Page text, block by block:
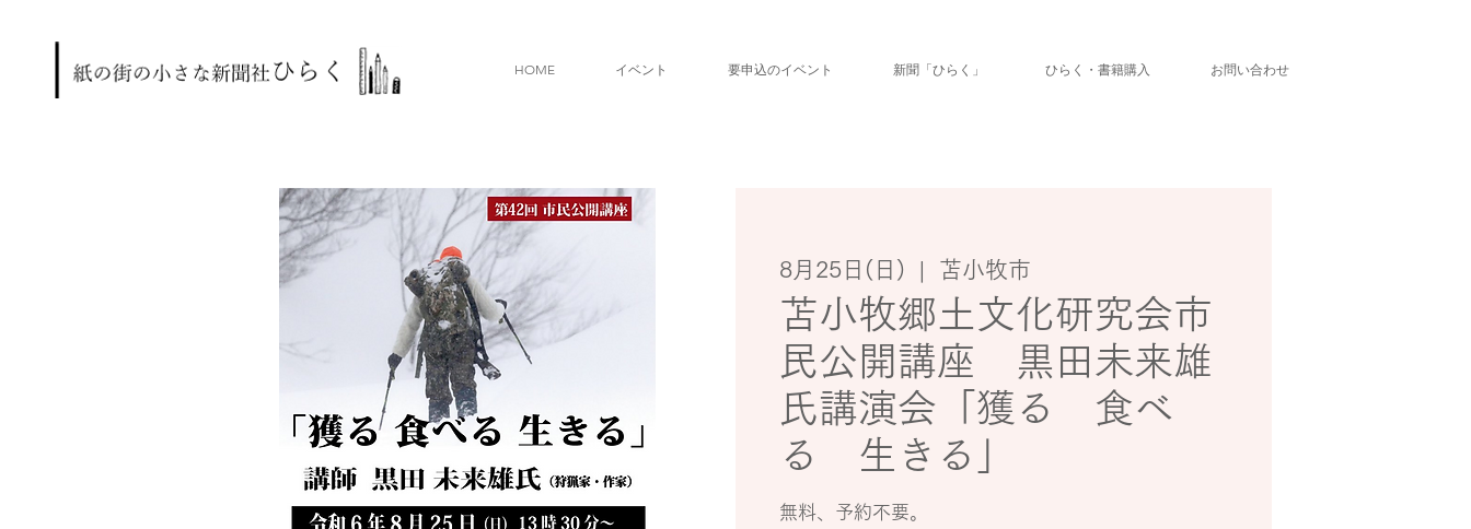
HOME イベント 要申込のイベント 新聞「ひらく」 ひらく・書籍購入 お問い合わせ
8月25日(日) 苫小牧市
苫小牧郷土文化研究会市
民公開講座 黒田未来雄
氏講演会「獲る 食べ
る 生きる」
無料、予約不要。